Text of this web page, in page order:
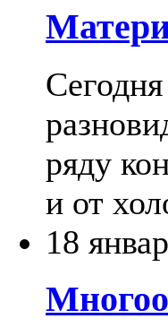
ряду
и от
18